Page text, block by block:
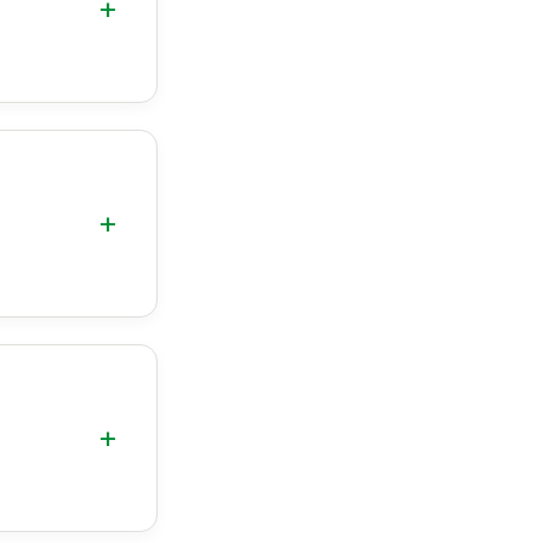
+
+
+